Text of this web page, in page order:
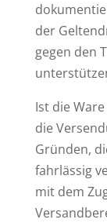
der
gegen den
Ist die
die
Gründen,
fahrlässig
mit dem